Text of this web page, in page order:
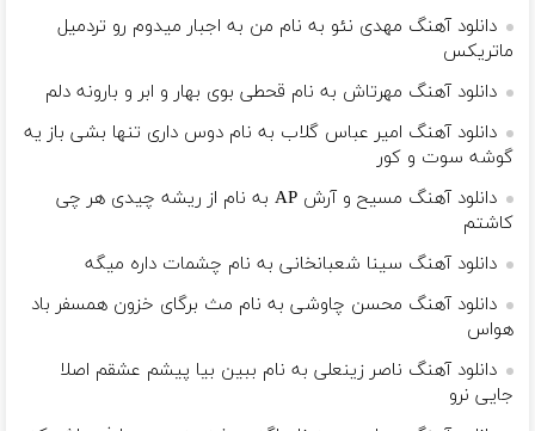
دانلود آهنگ مهدی نئو به نام من به اجبار میدوم رو تردمیل
ماتریکس
دانلود آهنگ مهرتاش به نام قحطی بوی بهار و ابر و بارونه دلم
دانلود آهنگ امیر عباس گلاب به نام دوس داری تنها بشی باز یه
گوشه سوت و کور
دانلود آهنگ مسیح و آرش AP به نام ‏از ریشه چیدی هر چی
کاشتم
دانلود آهنگ سینا شعبانخانی به نام چشمات داره میگه
دانلود آهنگ محسن چاوشی به نام مث برگای خزون همسفر باد
هواس
دانلود آهنگ ناصر زینعلی به نام ببین بیا پیشم عشقم اصلا
جایی نرو